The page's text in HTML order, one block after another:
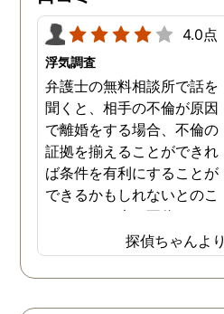
4.0点
浮気調査
弁護士の無料相談所で話を
聞くと、相手の不倫が原因
で離婚をする場合、不倫の
証拠を揃えることができれ
ば条件を有利にすることが
できるかもしれないとのこ
とでした。夫が不倫をして
いるのは確実なのですが、
私の証言だけでは効力が弱
いようです。弁護士のアド
探偵ちゃんより